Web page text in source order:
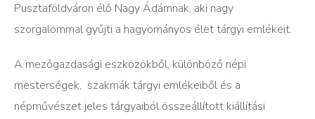
Pusztaföldváron élő Nagy Ádámnak, aki nagy
szorgalommal gyűjti a hagyományos élet tárgyi emlékeit.
A mezőgazdasági eszközökből, különböző népi
mesterségek, szakmák tárgyi emlékeiből és a
népművészet jeles tárgyaiból összeállított kiállítási